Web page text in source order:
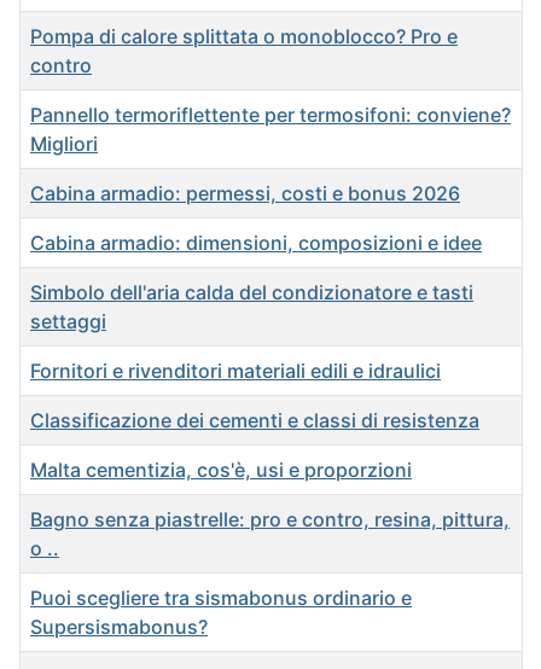
Pompa di calore splittata o monoblocco? Pro e
contro
Pannello termoriflettente per termosifoni: conviene?
Migliori
Cabina armadio: permessi, costi e bonus 2026
Cabina armadio: dimensioni, composizioni e idee
Simbolo dell'aria calda del condizionatore e tasti
settaggi
Fornitori e rivenditori materiali edili e idraulici
Classificazione dei cementi e classi di resistenza
Malta cementizia, cos'è, usi e proporzioni
Bagno senza piastrelle: pro e contro, resina, pittura,
o ..
Puoi scegliere tra sismabonus ordinario e
Supersismabonus?